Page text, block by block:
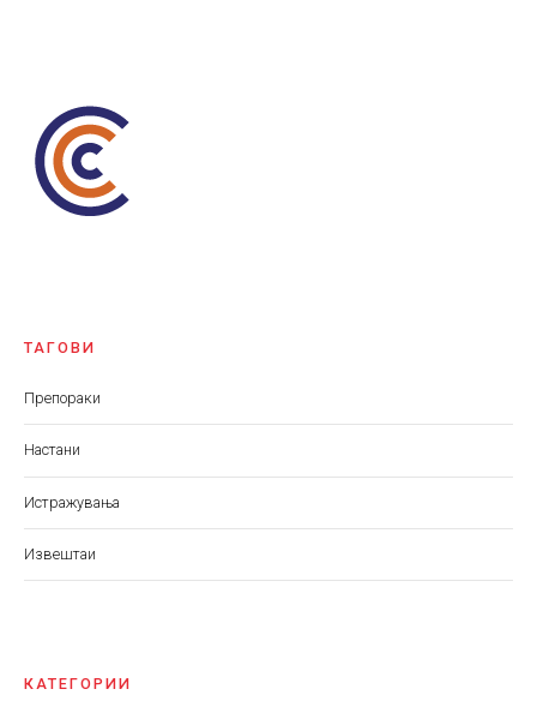
ТАГОВИ
Препораки
Настани
Истражувања
Извештаи
КАТЕГОРИИ